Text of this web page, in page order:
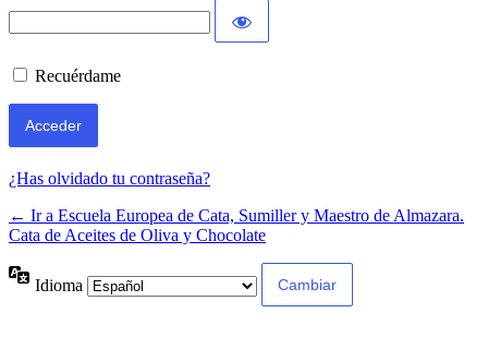
Recuérdame
¿Has olvidado tu contraseña?
← Ir a Escuela Europea de Cata, Sumiller y Maestro de Almazara.
Cata de Aceites de Oliva y Chocolate
Idioma